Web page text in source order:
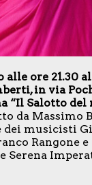
alle ore 21.30
in via
“Il Salotto del
da Massimo
dei musicisti
Rangone
Serena